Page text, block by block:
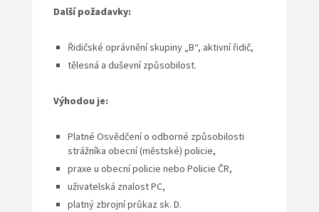
Další požadavky:
Řidičské oprávnění skupiny „B“, aktivní řidič,
tělesná a duševní způsobilost.
Výhodou je:
Platné Osvědčení o odborné způsobilosti
strážníka obecní (městské) policie,
praxe u obecní policie nebo Policie ČR,
uživatelská znalost PC,
platný zbrojní průkaz sk. D.